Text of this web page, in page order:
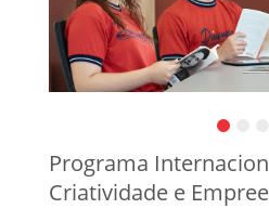
Programa
Criatividade e